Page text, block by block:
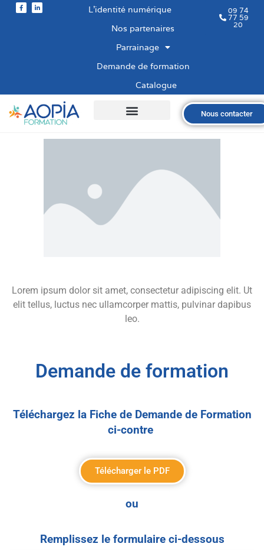
L’identité numérique
Nos partenaires
Parrainage
Demande de formation
Catalogue
09 74
77 59
20
Nous contacter
Lorem ipsum dolor sit amet, consectetur adipiscing elit. Ut
elit tellus, luctus nec ullamcorper mattis, pulvinar dapibus
leo.
Demande de formation
Téléchargez la Fiche de Demande de Formation
ci-contre
Télécharger le PDF
ou
Remplissez le formulaire ci-dessous